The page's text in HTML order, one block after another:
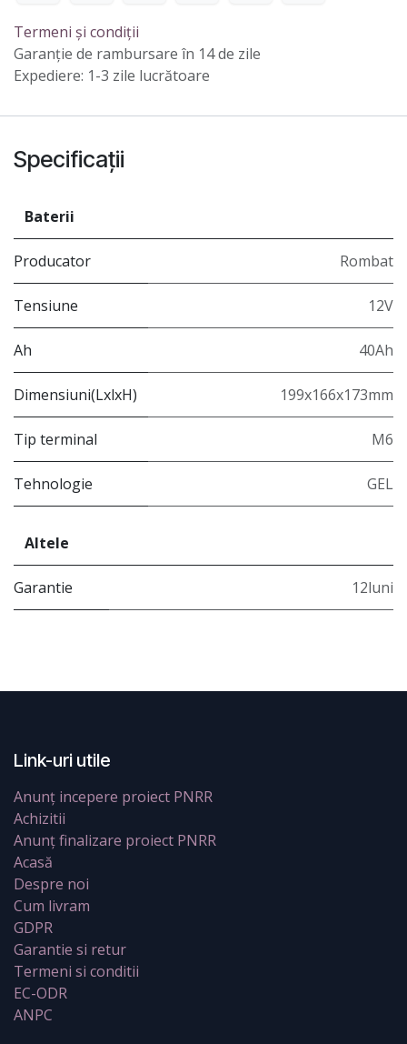
Termeni și condiții
Garanție de rambursare în 14 de zile
Expediere: 1-3 zile lucrătoare
Specificații
Baterii
Producator Rombat
Tensiune 12V
Ah 40Ah
Dimensiuni(LxlxH) 199x166x173mm
Tip terminal M6
Tehnologie GEL
Altele
Garantie 12luni
Link-uri utile
Anunț incepere proiect PNRR
Achizitii
Anunț finalizare proiect PNRR
Acasă
Despre noi
Cum livram
GDPR
Garantie si retur
Termeni si conditii
EC-ODR
ANPC